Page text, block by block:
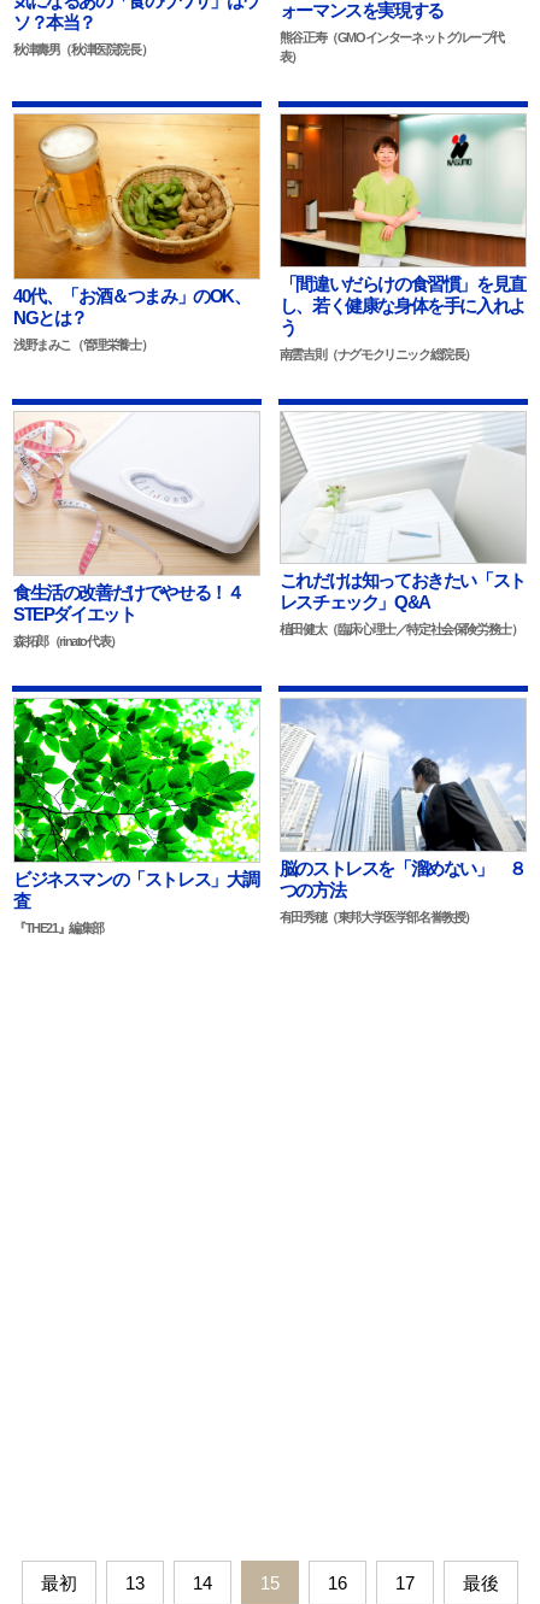
ソ？本当？
秋津壽男（秋津医院院長）
ォーマンスを実現する
熊谷正寿（GMOインターネットグループ代
表）
40代、「お酒＆つまみ」のOK、
NGとは？
浅野まみこ（管理栄養士）
「間違いだらけの食習慣」を見直
し、若く健康な身体を手に入れよ
う
南雲吉則（ナグモクリニック総院長）
食生活の改善だけでやせる！４
STEPダイエット
森拓郎（rinato代表）
これだけは知っておきたい「スト
レスチェック」Q&A
植田健太（臨床心理士／特定社会保険労務士）
ビジネスマンの「ストレス」大調
査
『THE21』編集部
脳のストレスを「溜めない」 ８
つの方法
有田秀穂（東邦大学医学部名誉教授）
最初 13 14 15 16 17 最後